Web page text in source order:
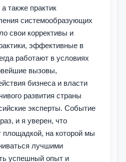
также практик
системообразующих
свои коррективы и
эффективные в
работают в условиях
вызовы,
бизнеса и власти
развития страны
эксперты. Событие
и я уверен, что
площадкой, на которой мы
лучшими
успешный опыт и